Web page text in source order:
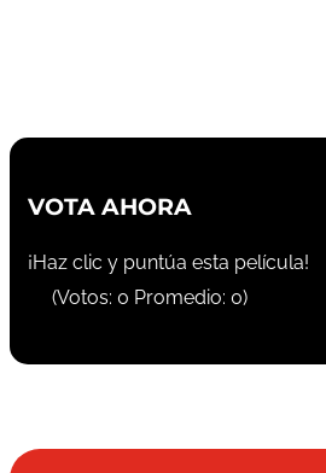
VOTA AHORA
¡Haz clic y puntúa esta película!
(Votos: 0 Promedio: 0)